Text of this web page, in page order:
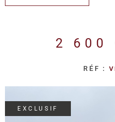
2 600
RÉF :
EXCLUSIF